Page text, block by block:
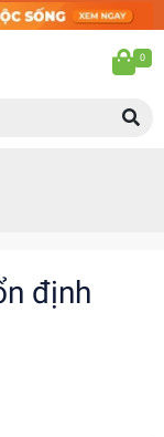
0
định